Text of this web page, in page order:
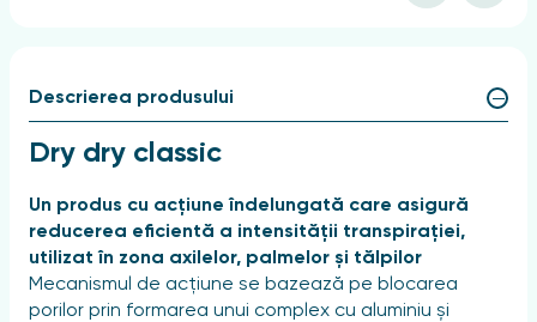
Descrierea produsului
Dry dry classic
Un produs cu acțiune îndelungată care asigură
reducerea eficientă a intensității transpirației,
utilizat în zona axilelor, palmelor și tălpilor
Mecanismul de acțiune se bazează pe blocarea
porilor prin formarea unui complex cu aluminiu și